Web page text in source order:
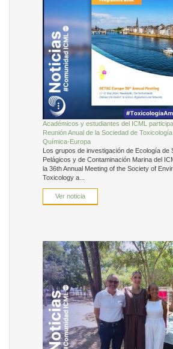
Académicos y estudiantes del ICML
Reunión Anual de la Sociedad de
Química-Europa
Los grupos de investigación de Ecología de
Pelágicos y de Contaminación Marina del
la 36th Annual Meeting of the Society of
Toxicology a...
Ver noticia